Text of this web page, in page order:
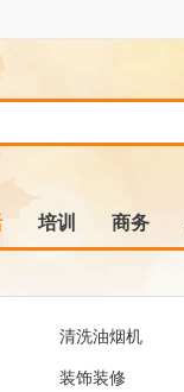
培训 商务
清洗油烟机
装饰装修